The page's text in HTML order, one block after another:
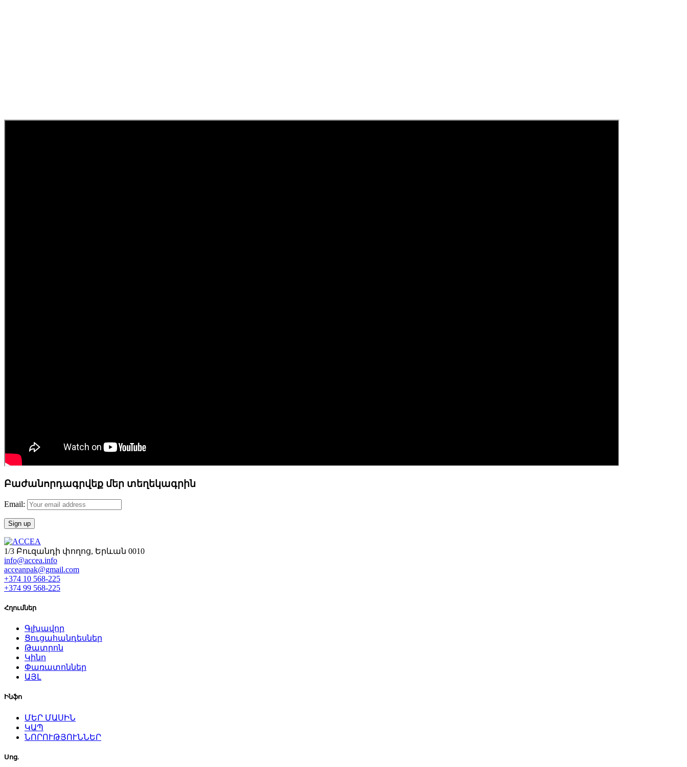
Բաժանորդագրվեք մեր տեղեկագրին
Email:
1/3 Բուզանդի փողոց, Երևան 0010
info@accea.info
acceanpak@gmail.com
+374 10 568-225
+374 99 568-225
Հղումներ
Գլխավոր
Ցուցահանդեսներ
Թատրոն
Կինո
Փառատոններ
ԱՅԼ
Ինֆո
ՄԵՐ ՄԱՍԻՆ
ԿԱՊ
ՆՈՐՈՒԹՅՈՒՆՆԵՐ
Սոց.